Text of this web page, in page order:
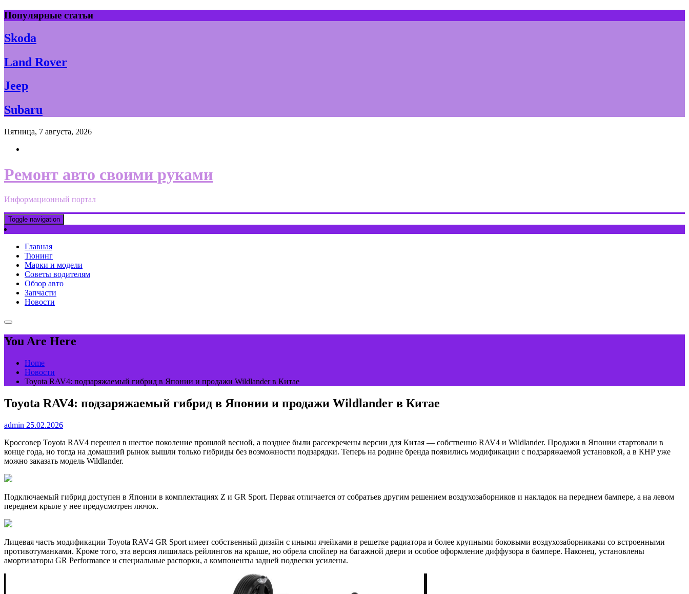
Skip
to
content
Популярные статьи
Skoda
Land Rover
Jeep
Subaru
Пятница, 7 августа, 2026
Ремонт авто своими руками
Информационный портал
Toggle navigation
Главная
Тюнинг
Марки и модели
Советы водителям
Обзор авто
Запчасти
Новости
You Are Here
Home
Новости
Toyota RAV4: подзаряжаемый гибрид в Японии и продажи Wildlander в Китае
Toyota RAV4: подзаряжаемый гибрид в Японии и продажи Wildlander в Китае
admin 25.02.2026
Кроссовер Toyota RAV4 перешел в шестое поколение прошлой весной, а позднее были рассекречены версии для Китая — собственно RAV4 и Wildlander. Продажи в Японии стартовали в
конце года, но тогда на домашний рынок вышли только гибриды без возможности подзарядки. Теперь на родине бренда появились модификации с подзаряжаемой установкой, а в КНР уже
можно заказать модель Wildlander.
Подключаемый гибрид доступен в Японии в комплектациях Z и GR Sport. Первая отличается от собратьев другим решением воздухозаборников и накладок на переднем бампере, а на левом
переднем крыле у нее предусмотрен лючок.
Лицевая часть модификации Toyota RAV4 GR Sport имеет собственный дизайн с иными ячейками в решетке радиатора и более крупными боковыми воздухозаборниками со встроенными
противотуманками. Кроме того, эта версия лишилась рейлингов на крыше, но обрела спойлер на багажной двери и особое оформление диффузора в бампере. Наконец, установлены
амортизаторы GR Performance и специальные распорки, а компоненты задней подвески усилены.